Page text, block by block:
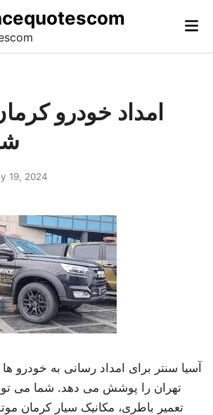
امداد خودرو
19, 2024
آسیا سنتر برای امداد رسانی به خودرو
تهران را پوشش می دهد. شما می
تعمیر باطری، مکانیک سیار کرمان